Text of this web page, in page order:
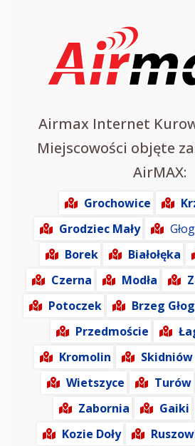
Airmax Internet
Miejscowości objęte
AirMAX:
Grochowice
Grodziec Mały
Borek
Białołęka
Czerna
Modła
Potoczek
Brzeg
Przedmoście
Kromolin
Skidniów
Wietszyce
Turów
Zabornia
Gaiki
Kozie Doły